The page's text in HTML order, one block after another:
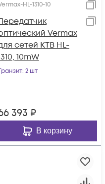
HL-1310-10
Vermax
сетей КТВ HL-
10mW
: 2 шт
393 ₽
В корзину